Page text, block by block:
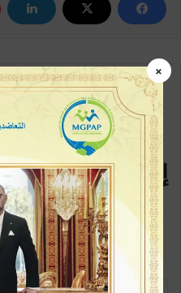
مع كل
إشترك في
كل
كن متابعاً أولاً بأول، خطوة بسيطة
ظهورة، اشترك الآن
×